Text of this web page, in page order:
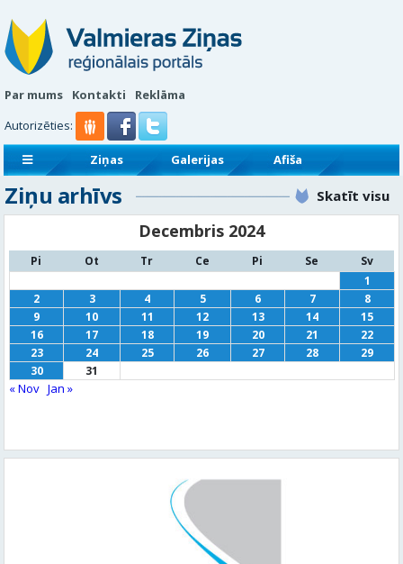
Par mums Kontakti
Reklāma
Autorizēties:
Ziņas Galerijas
Afiša
Sludinājumi
Reklāmraksti
Ziņu arhīvs Skatīt visu
Decembris 2024
Pi Ot Tr Ce Pi Se
Sv
1
2
3 4 5 6 7
8
9
10 11 12 13 14
15
16
17 18 19 20 21
22
23
24 25 26 27 28
29
30
31
« Nov Jan »